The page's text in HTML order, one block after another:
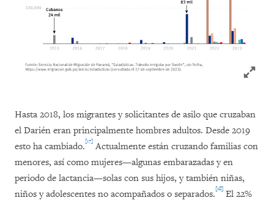
Click
Hasta 2018, los migrantes y solicitantes de asilo que cruzaban
el Darién eran principalmente hombres adultos. Desde 2019
esto ha cambiado.[17] Actualmente están cruzando familias con
menores, así como mujeres—algunas embarazadas y en
periodo de lactancia—solas con sus hijos, y también niñas,
niños y adolescentes no acompañados o separados.[18] El 22%